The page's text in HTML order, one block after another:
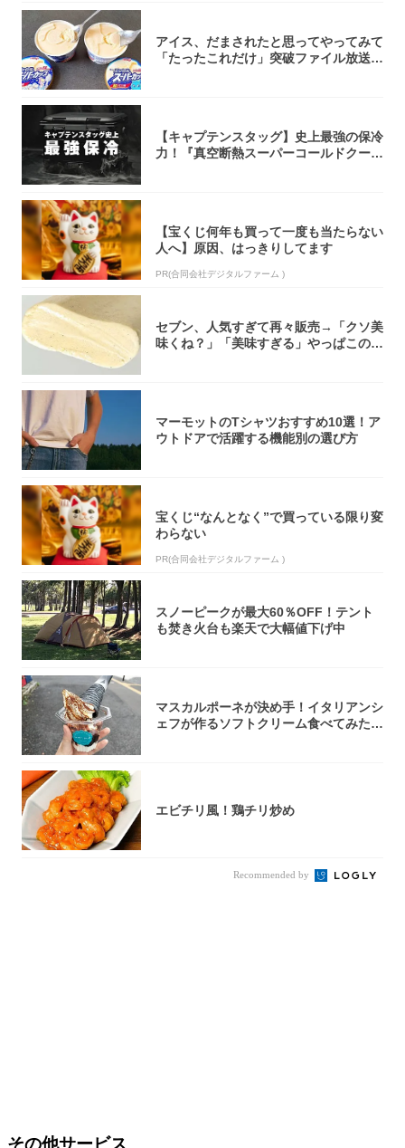
アイス、だまされたと思ってやってみて
「たったこれだけ」突破ファイル放送で
【キャプテンスタッグ】史上最強の保冷
力！『真空断熱スーパーコールドクーラ
【宝くじ何年も買って一度も当たらない
人へ】原因、はっきりしてます
PR(合同会社デジタルファーム )
セブン、人気すぎて再々販売→「クソ美
味くね？」「美味すぎる」やっぱこのク
マーモットのTシャツおすすめ10選！ア
ウトドアで活躍する機能別の選び方
宝くじ“なんとなく”で買っている限り変
わらない
PR(合同会社デジタルファーム )
スノーピークが最大60％OFF！テント
も焚き火台も楽天で大幅値下げ中
マスカルポーネが決め手！イタリアンシ
ェフが作るソフトクリーム食べてみた!
エビチリ風！鶏チリ炒め
Recommended by
その他サービス